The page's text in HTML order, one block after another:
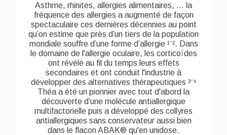
Asthme, rhinites, allergies alimentaires, ... la
fréquence des allergies a augmenté de façon
spectaculaire ces dernières décennies au point
qu’on estime que près d’un tiers de la population
mondiale souffre d’une forme d’allergie ¹⁻². Dans
le domaine de l'allergie oculaire, les corticoïdes
ont révélé au fil du temps leurs effets
secondaires et ont conduit l'industrie à
développer des alternatives thérapeutiques ³⁻⁴
Théa a été un pionnier avec tout d'abord la
découverte d’une molécule antiallergique
multifactorielle puis a développé des collyres
antiallergiques sans conservateur aussi bien
dans le flacon ABAK® qu'en unidose.